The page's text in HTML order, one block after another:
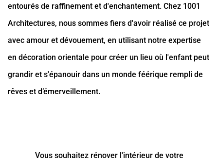
entourés de raffinement et d'enchantement. Chez 1001
Architectures, nous sommes fiers d'avoir réalisé ce projet
avec amour et dévouement, en utilisant notre expertise
en décoration orientale pour créer un lieu où l'enfant peut
grandir et s'épanouir dans un monde féérique rempli de
rêves et d’émerveillement.
Vous souhaitez rénover l'intérieur de votre